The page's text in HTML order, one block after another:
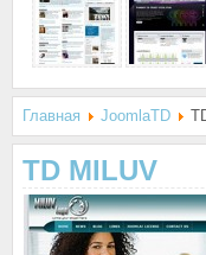
Главная JoomlaTD
TD MILUV